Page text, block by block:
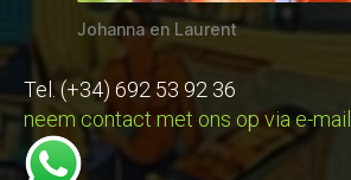
Johanna en Laurent
Tel. (+34) 692 53 92 36
neem contact met ons op via e-mail